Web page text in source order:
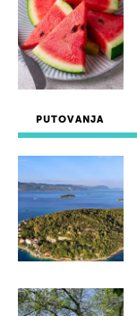
PUTOVANJA